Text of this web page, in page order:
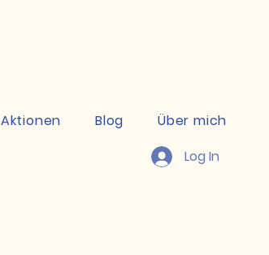
Aktionen Blog
Über mich
Log In